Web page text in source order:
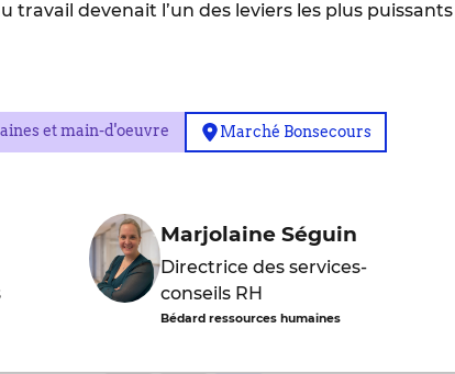
travail devenait l’un des leviers les plus
et main-d'oeuvre Marché Bonsecours
Marjolaine Séguin
Directrice des services-
conseils RH
Bédard ressources humaines